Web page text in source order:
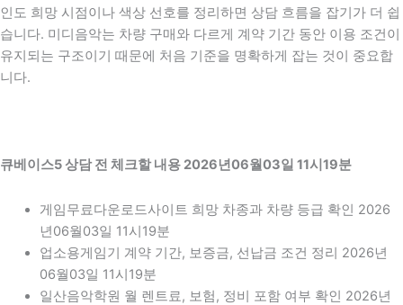
인도 희망 시점이나 색상 선호를 정리하면 상담 흐름을 잡기가 더 쉽
습니다. 미디음악는 차량 구매와 다르게 계약 기간 동안 이용 조건이
유지되는 구조이기 때문에 처음 기준을 명확하게 잡는 것이 중요합
니다.
큐베이스5 상담 전 체크할 내용 2026년06월03일 11시19분
게임무료다운로드사이트 희망 차종과 차량 등급 확인 2026
년06월03일 11시19분
업소용게임기 계약 기간, 보증금, 선납금 조건 정리 2026년
06월03일 11시19분
일산음악학원 월 렌트료, 보험, 정비 포함 여부 확인 2026년